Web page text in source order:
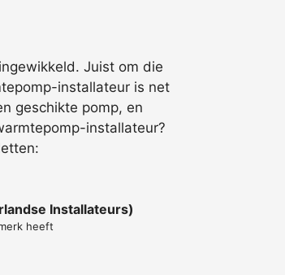
Juist om die
installateur is net
geschikte pomp, en
installateur?
Installateurs)
heeft